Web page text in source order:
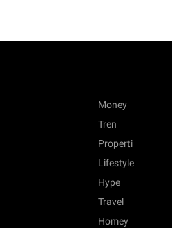
Money
Tren
Properti
Lifestyle
Hype
Travel
Homey